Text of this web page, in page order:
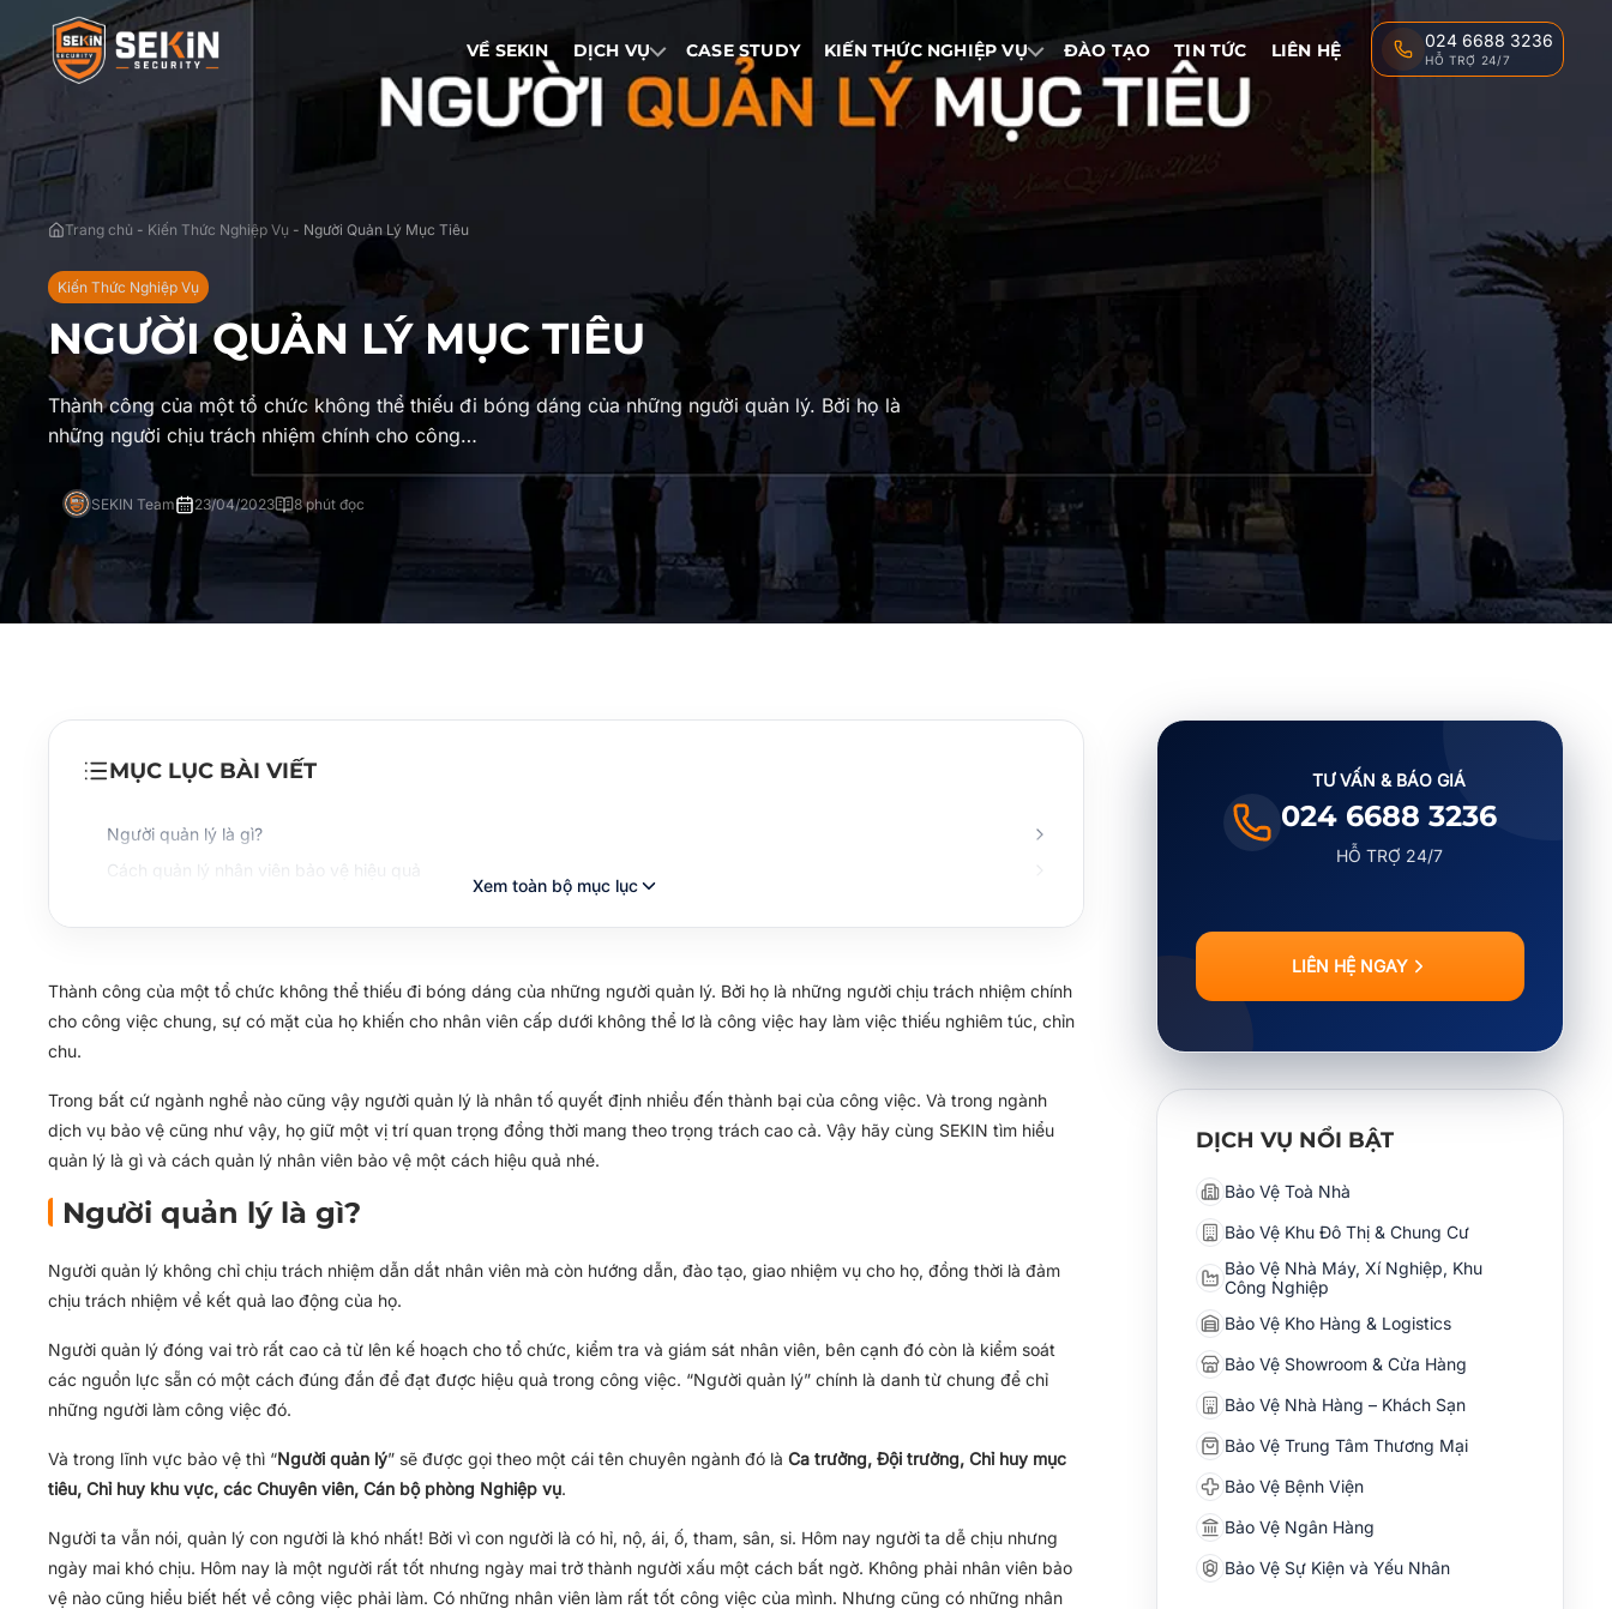
VỀ SEKIN DỊCH VỤ CASE STUDY KIẾN THỨC NGHIỆP VỤ ĐÀO TẠO TIN TỨC LIÊN HỆ 024 6688 3236
HỖ TRỢ 24/7
Trang chủ - Kiến Thức Nghiệp Vụ - Người Quản Lý Mục Tiêu
Kiến Thức Nghiệp Vụ
NGƯỜI QUẢN LÝ MỤC TIÊU
Thành công của một tổ chức không thể thiếu đi bóng dáng của những người quản lý. Bởi họ là
những người chịu trách nhiệm chính cho công…
SEKIN Team 23/04/2023 8 phút đọc
MỤC LỤC BÀI VIẾT
Người quản lý là gì?
Cách quản lý nhân viên bảo vệ hiệu quả
Xem toàn bộ mục lục
Thành công của một tổ chức không thể thiếu đi bóng dáng của những người quản lý. Bởi họ là những người chịu trách nhiệm chính
cho công việc chung, sự có mặt của họ khiến cho nhân viên cấp dưới không thể lơ là công việc hay làm việc thiếu nghiêm túc, chỉn
chu.
Trong bất cứ ngành nghề nào cũng vậy người quản lý là nhân tố quyết định nhiều đến thành bại của công việc. Và trong ngành
dịch vụ bảo vệ cũng như vậy, họ giữ một vị trí quan trọng đồng thời mang theo trọng trách cao cả. Vậy hãy cùng SEKIN tìm hiểu
quản lý là gì và cách quản lý nhân viên bảo vệ một cách hiệu quả nhé.
Người quản lý là gì?
Người quản lý không chỉ chịu trách nhiệm dẫn dắt nhân viên mà còn hướng dẫn, đào tạo, giao nhiệm vụ cho họ, đồng thời là đảm
chịu trách nhiệm về kết quả lao động của họ.
Người quản lý đóng vai trò rất cao cả từ lên kế hoạch cho tổ chức, kiểm tra và giám sát nhân viên, bên cạnh đó còn là kiểm soát
các nguồn lực sẵn có một cách đúng đắn để đạt được hiệu quả trong công việc. “Người quản lý” chính là danh từ chung để chỉ
những người làm công việc đó.
Và trong lĩnh vực bảo vệ thì “Người quản lý” sẽ được gọi theo một cái tên chuyên ngành đó là Ca trưởng, Đội trưởng, Chỉ huy mục
tiêu, Chỉ huy khu vực, các Chuyên viên, Cán bộ phòng Nghiệp vụ.
Người ta vẫn nói, quản lý con người là khó nhất! Bởi vì con người là có hỉ, nộ, ái, ố, tham, sân, si. Hôm nay người ta dễ chịu nhưng
ngày mai khó chịu. Hôm nay là một người rất tốt nhưng ngày mai trở thành người xấu một cách bất ngờ. Không phải nhân viên bảo
vệ nào cũng hiểu biết hết về công việc phải làm. Có những nhân viên làm rất tốt công việc của mình. Nhưng cũng có những nhân
TƯ VẤN & BÁO GIÁ
024 6688 3236
HỖ TRỢ 24/7
LIÊN HỆ NGAY
DỊCH VỤ NỔI BẬT
Bảo Vệ Toà Nhà
Bảo Vệ Khu Đô Thị & Chung Cư
Bảo Vệ Nhà Máy, Xí Nghiệp, Khu
Công Nghiệp
Bảo Vệ Kho Hàng & Logistics
Bảo Vệ Showroom & Cửa Hàng
Bảo Vệ Nhà Hàng – Khách Sạn
Bảo Vệ Trung Tâm Thương Mại
Bảo Vệ Bệnh Viện
Bảo Vệ Ngân Hàng
Bảo Vệ Sự Kiện và Yếu Nhân